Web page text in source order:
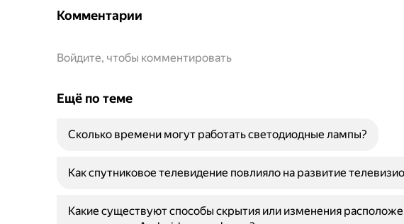
Комментарии
Войдите, чтобы комментировать
Ещё по теме
Сколько времени могут работать светодиодные лампы?
Как спутниковое телевидение повлияло на развитие
Какие существуют способы скрытия или изменения